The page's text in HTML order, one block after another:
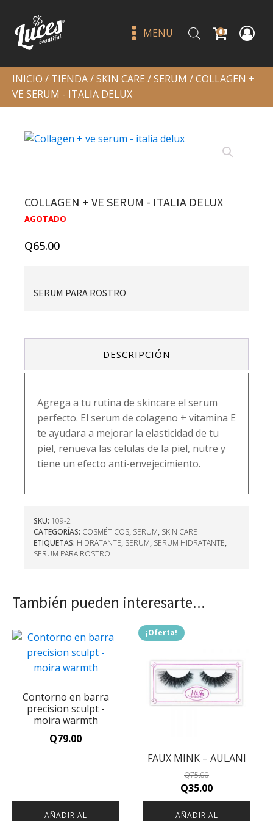
MENU 0
INICIO / TIENDA/SKIN CARE /SERUM / COLLAGEN +
VE SERUM - ITALIA DELUX
COLLAGEN + VE SERUM - ITALIA DELUX
AGOTADO
Q65.00
SERUM PARA ROSTRO
DESCRIPCIÓN
Agrega a tu rutina de skincare el serum
perfecto. El serum de colageno + vitamina E
te ayudara a mejorar la elasticidad de tu
piel, renueva las celulas de la piel, nutre y
tiene un efecto anti-envejecimiento.
SKU: 109-2
CATEGORÍAS: COSMÉTICOS, SERUM, SKIN CARE
ETIQUETAS: HIDRATANTE, SERUM, SERUM HIDRATANTE,
SERUM PARA ROSTRO
También pueden interesarte...
Contorno en barra
precision sculpt -
moira warmth
Q79.00
AÑADIR AL
¡Oferta!
FAUX MINK – AULANI
Q75.00
Original
price
was:
Q35.00Current
price
is:
AÑADIR AL
At glance stick shadow natural